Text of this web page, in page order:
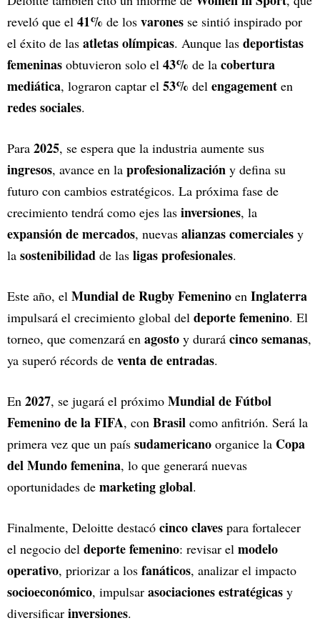
reveló que el 41% de los varones se sintió inspirado por
el éxito de las atletas olímpicas. Aunque las deportistas
femeninas obtuvieron solo el 43% de la cobertura
mediática, lograron captar el 53% del engagement en
redes sociales.
Para 2025, se espera que la industria aumente sus
ingresos, avance en la profesionalización y defina su
futuro con cambios estratégicos. La próxima fase de
crecimiento tendrá como ejes las inversiones, la
expansión de mercados, nuevas alianzas comerciales y
la sostenibilidad de las ligas profesionales.
Este año, el Mundial de Rugby Femenino en Inglaterra
impulsará el crecimiento global del deporte femenino. El
torneo, que comenzará en agosto y durará cinco semanas,
ya superó récords de venta de entradas.
En 2027, se jugará el próximo Mundial de Fútbol
Femenino de la FIFA, con Brasil como anfitrión. Será la
primera vez que un país sudamericano organice la Copa
del Mundo femenina, lo que generará nuevas
oportunidades de marketing global.
Finalmente, Deloitte destacó cinco claves para fortalecer
el negocio del deporte femenino: revisar el modelo
operativo, priorizar a los fanáticos, analizar el impacto
socioeconómico, impulsar asociaciones estratégicas y
diversificar inversiones.